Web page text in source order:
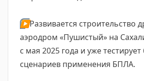
▶️Развивается строительство
аэродром «Пушистый» на
с мая 2025 года и уже
сценариев применения БПЛА.